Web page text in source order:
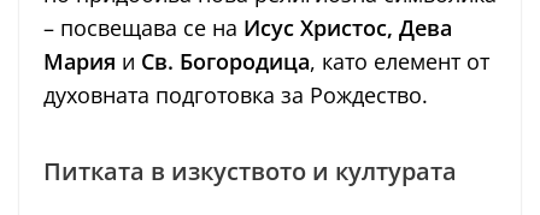
– посвещава се на Исус Христос, Дева
Мария и Св. Богородица, като елемент от
духовната подготовка за Рождество.
Питката в изкуството и културата